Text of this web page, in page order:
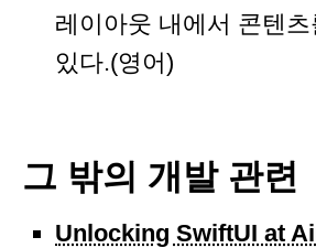
레이아웃 내에서 콘텐
있다.(영어)
그 밖의 개발 관련
Unlocking SwiftUI at